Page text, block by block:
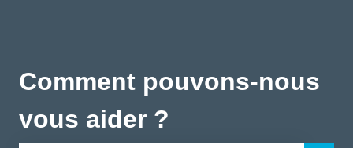
Comment pouvons-nous
vous aider ?